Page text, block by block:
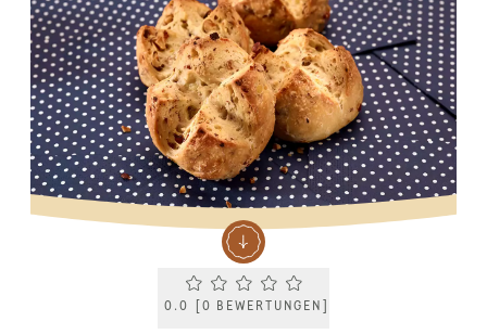
Current rating 0.0. Click to rate.
0.0 0 BEWERTUNGEN